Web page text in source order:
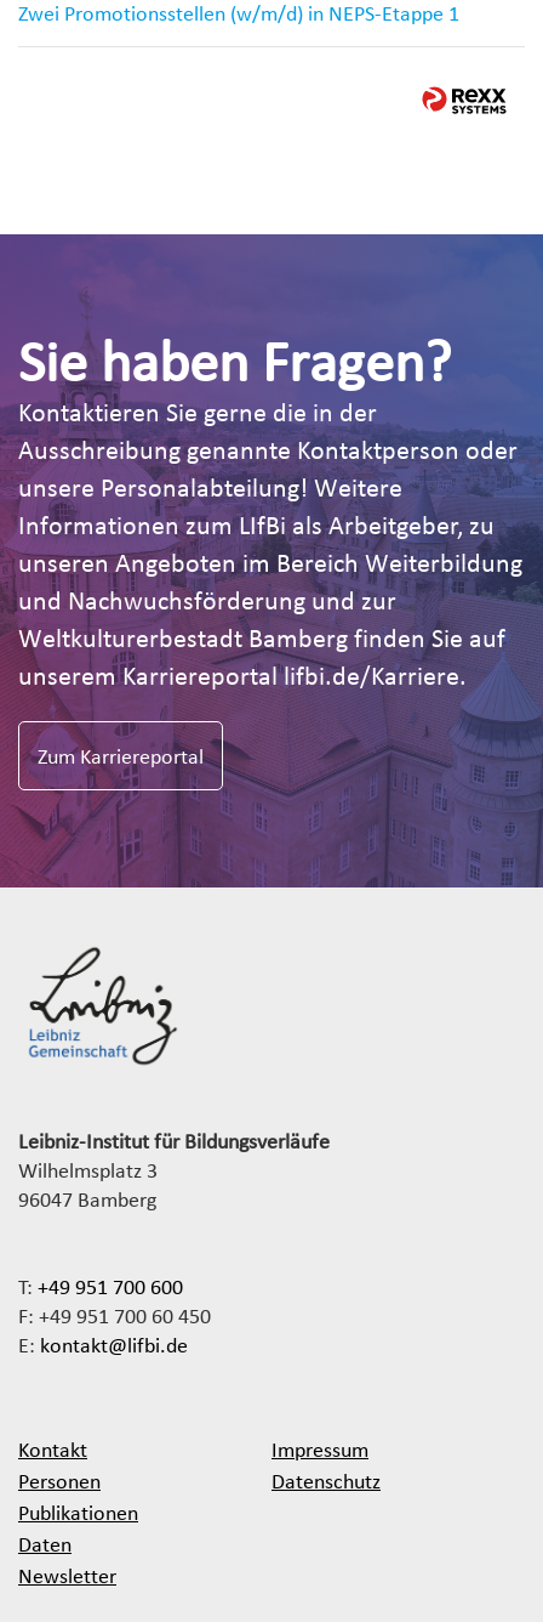
Zwei Promotionsstellen (w/m/d) in NEPS-Etappe 1
Sie haben Fragen?
Kontaktieren Sie gerne die in der
Ausschreibung genannte Kontaktperson oder
unsere Personalabteilung! Weitere
Informationen zum LIfBi als Arbeitgeber, zu
unseren Angeboten im Bereich Weiterbildung
und Nachwuchsförderung und zur
Weltkulturerbestadt Bamberg finden Sie auf
unserem Karriereportal lifbi.de/Karriere.
Zum Karriereportal
Leibniz-Institut für Bildungsverläufe
Wilhelmsplatz 3
96047 Bamberg
T: +49 951 700 600
F: +49 951 700 60 450
E: kontakt@lifbi.de
Kontakt
Personen
Publikationen
Daten
Newsletter
Impressum
Datenschutz